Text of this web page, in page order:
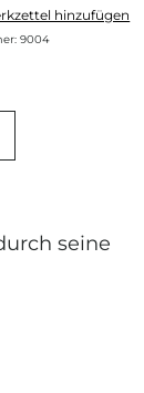
hinzufügen
9004
seine